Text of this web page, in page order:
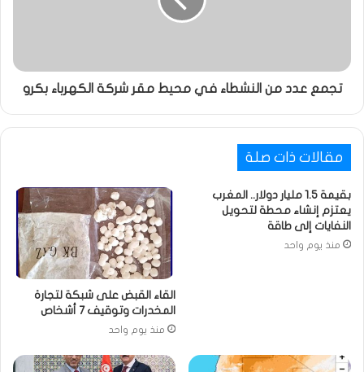
تجمع عدد من النشطاء في محيط مقر شركة الكهرباء بكرو
مقالات ذات صلة
بقيمة 1.5 مليار دولار.. المغرب
يعتزم إنشاء محطة لتحويل
النفايات إلى طاقة
منذ يوم واحد
القاء القبض على شبكة لتجارة
المخدرات وتوقيف 7 أشخاص
منذ يوم واحد